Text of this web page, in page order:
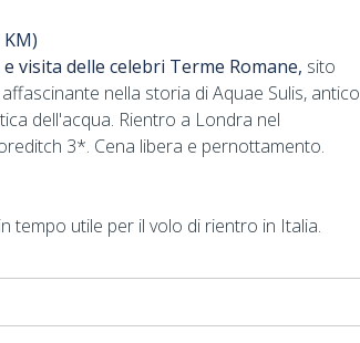
visita delle celebri Terme Romane, sito
nella storia di Aquae Sulis, antico
dell'acqua. Rientro a Londra nel
3*. Cena libera e pernottamento.
tempo utile per il volo di rientro in Italia.